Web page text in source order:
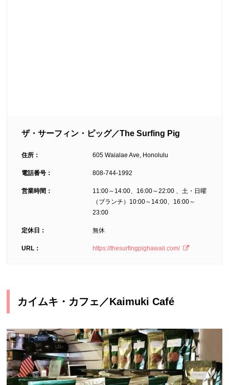
ザ・サーフィン・ピッグ／The Surfing Pig
住所： 605 Waialae Ave, Honolulu
電話番号： 808-744-1992
営業時間：
11:00～14:00、16:00～22:00 、土・日曜
（ブランチ）10:00～14:00、16:00～
23:00
定休日： 無休
URL： https://thesurfingpighawaii.com/
カイムキ・カフェ／Kaimuki Café